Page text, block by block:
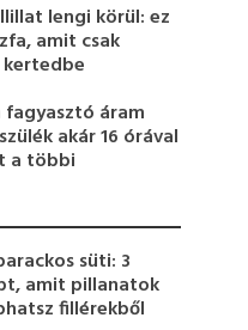
lengi körül: ez
amit csak
áram
akár 16 órával
a többi
süti: 3
amit pillanatok
fillérekből